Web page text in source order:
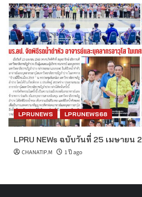
LPRUNEWS LPRUNEWS68
LPRU NEWs ฉบับวันที่ 25 เมษายน
CHANATIP.M 1 ปี ago